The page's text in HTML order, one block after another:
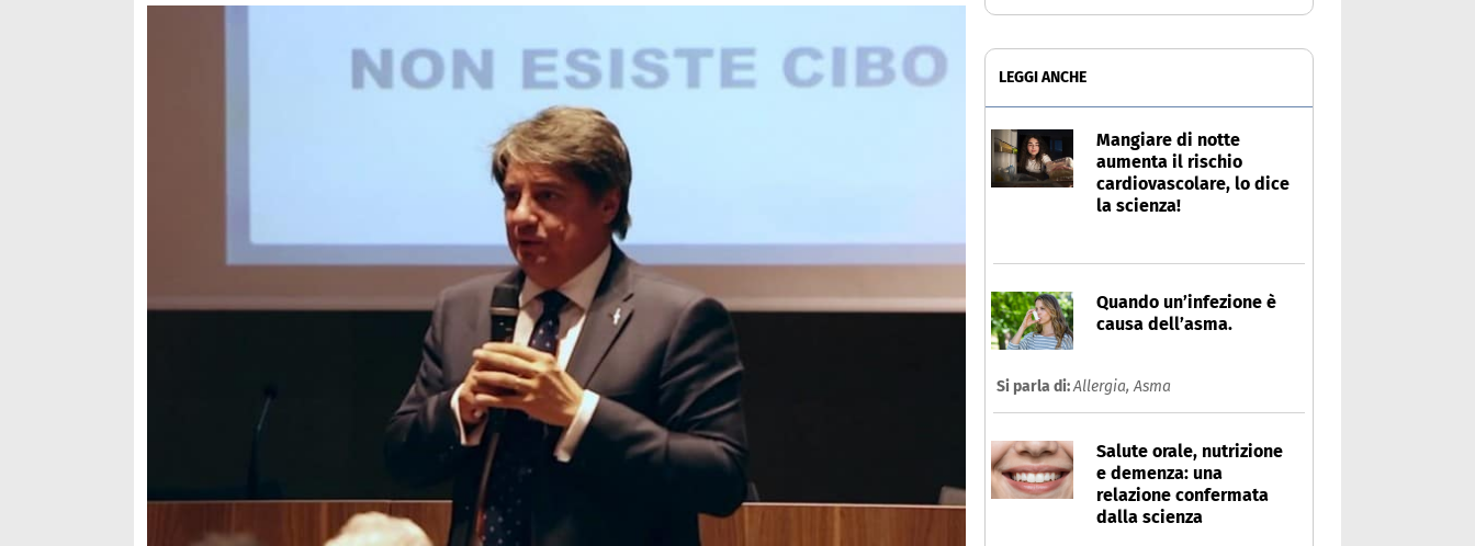
LEGGI ANCHE
Mangiare di notte
aumenta il rischio
cardiovascolare, lo dice
la scienza!
Quando un’infezione è
causa dell’asma.
Si parla di:Allergia,Asma
Salute orale, nutrizione
e demenza: una
relazione confermata
dalla scienza